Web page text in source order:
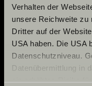
Verhalten der
unsere Reichweite zu
Dritter auf der
USA haben. Die USA
Datenschutzniveau.
Datenübermittlung in
ein erhöhtes Risiko
Now.